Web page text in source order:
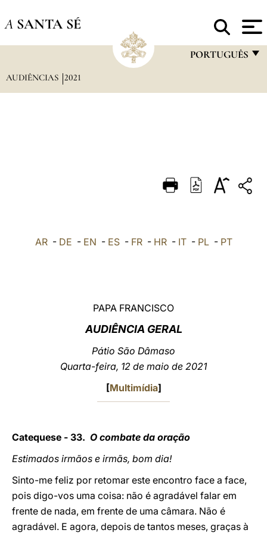
A SANTA SÉ
PORTUGUÊS
DEUTSCH
العربيّة
AUDIÊNCIAS 2021
AR- DE - EN - ES- FR- HR- IT- PL- PT
PAPA FRANCISCO
AUDIÊNCIA GERAL
Pátio São Dâmaso
Quarta-feira, 12 de maio de 2021
[Multimídia]
Catequese - 33. O combate da oração
Estimados irmãos e irmãs, bom dia!
Sinto-me feliz por retomar este encontro face a face,
pois digo-vos uma coisa: não é agradável falar em
frente de nada, em frente de uma câmara. Não é
agradável. E agora, depois de tantos meses, graças à